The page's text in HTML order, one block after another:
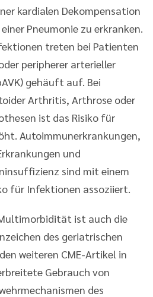
kardialen Dekompensation
Pneumonie zu erkranken.
treten bei Patienten
peripherer arterieller
gehäuft auf. Bei
Arthritis, Arthrose oder
ist das Risiko für
Autoimmunerkrankungen,
und
sind mit einem
für Infektionen assoziiert.
ist auch die
des geriatrischen
weiteren CME-Artikel in
Gebrauch von
des